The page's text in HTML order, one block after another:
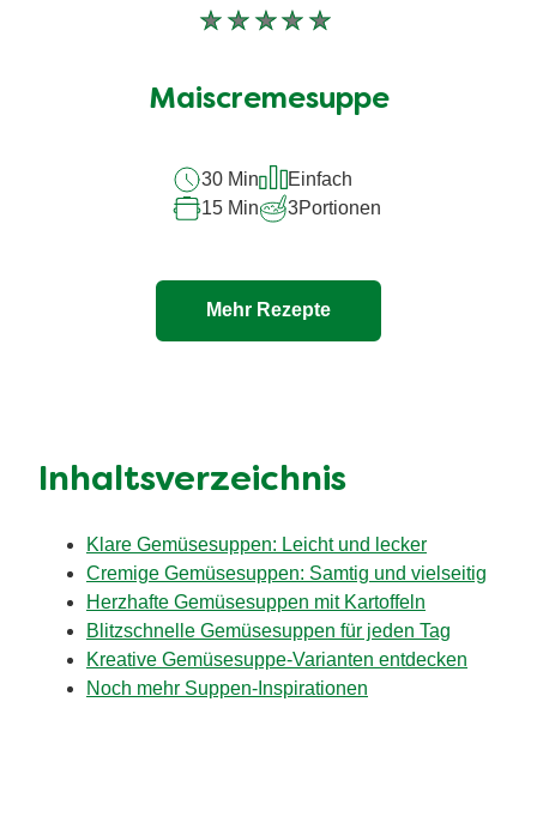
Keine
für
abgegeben
Maiscremesuppe
30 Min
Einfach
15 Min
3Portionen
Mehr Rezepte
Inhaltsverzeichnis
Klare Gemüsesuppen: Leicht und lecker
Cremige Gemüsesuppen: Samtig und vielseitig
Herzhafte Gemüsesuppen mit Kartoffeln
Blitzschnelle Gemüsesuppen für jeden Tag
Kreative Gemüsesuppe-Varianten entdecken
Noch mehr Suppen-Inspirationen